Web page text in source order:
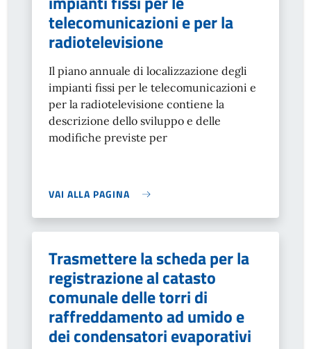
telecomunicazioni e per la
radiotelevisione
Il piano annuale di localizzazione degli
impianti fissi per le telecomunicazioni e
per la radiotelevisione contiene la
descrizione dello sviluppo e delle
modifiche previste per
VAI ALLA PAGINA
Trasmettere la scheda per la
registrazione al catasto
comunale delle torri di
raffreddamento ad umido e
dei condensatori evaporativi